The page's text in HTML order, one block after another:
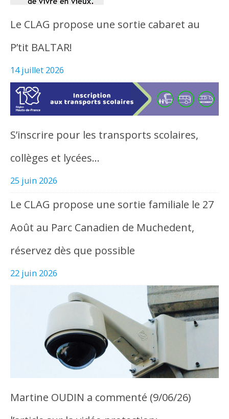
Le CLAG propose une sortie cabaret au
P’tit BALTAR!
14 juillet 2026
S’inscrire pour les transports scolaires,
collèges et lycées…
25 juin 2026
Le CLAG propose une sortie familiale le 27
Août au Parc Canadien de Muchedent,
réservez dès que possible
22 juin 2026
Martine OUDIN a commenté (9/06/26)